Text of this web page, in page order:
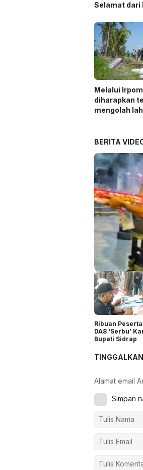
Selamat dari
Melalui
diharapkan
mengolah
BERITA
Ribuan
DA8 ‘Serbu’
Bupati Sidrap
Alamat email
Simpan